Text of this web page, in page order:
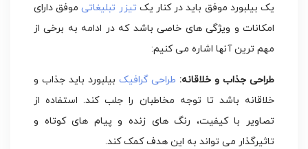
یک بیلبورد موفق باید در کنار یکتیزر تبلیغاتیموفق دارای
امکانات و ویژگی های خاصی باشد که در ادامه به برخی از
مهم ترین آنها اشاره می کنیم:
طراحی جذاب و خلاقانه: طراحی گرافیک بیلبورد باید جذاب و
خلاقانه باشد تا توجه مخاطبان را جلب کند. استفاده از
تصاویر با کیفیت، رنگ های زنده و پیام های کوتاه و
تاثیرگذار می تواند به این هدف کمک کند.